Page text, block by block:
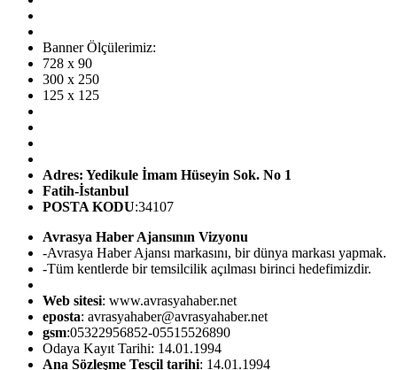
Banner Ölçülerimiz:
728 x 90
300 x 250
125 x 125
Adres: Yedikule İmam Hüseyin Sok. No 1
Fatih-İstanbul
POSTA KODU:34107
Avrasya Haber Ajansının Vizyonu
-Avrasya Haber Ajansı markasını, bir dünya markası yapmak.
-Tüm kentlerde bir temsilcilik açılması birinci hedefimizdir.
Web sitesi: www.avrasyahaber.net
eposta: avrasyahaber@avrasyahaber.net
gsm:05322956852-05515526890
Odaya Kayıt Tarihi: 14.01.1994
Ana Sözleşme Tesçil tarihi: 14.01.1994